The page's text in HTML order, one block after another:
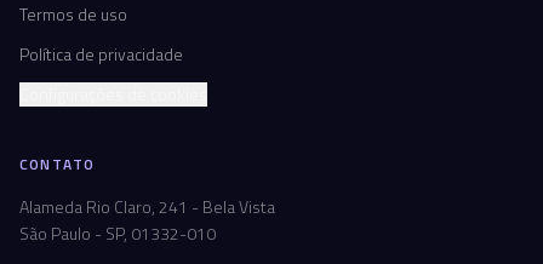
Termos de uso
Política de privacidade
CONTATO
Alameda Rio Claro, 241 - Bela Vista
São Paulo - SP, 01332-010